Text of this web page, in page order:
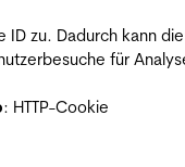
ID zu. Dadurch kann die
für
: HTTP-Cookie